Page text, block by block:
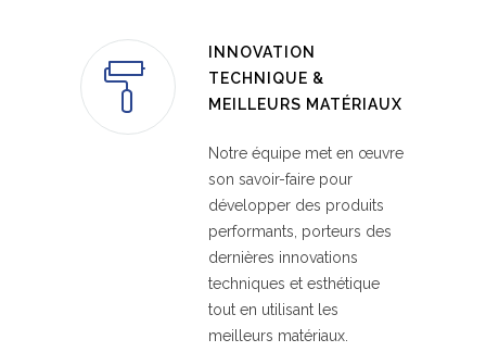
INNOVATION
TECHNIQUE &
MEILLEURS MATÉRIAUX
Notre équipe met en œuvre
son savoir-faire pour
développer des produits
performants, porteurs des
dernières innovations
techniques et esthétique
tout en utilisant les
meilleurs matériaux.